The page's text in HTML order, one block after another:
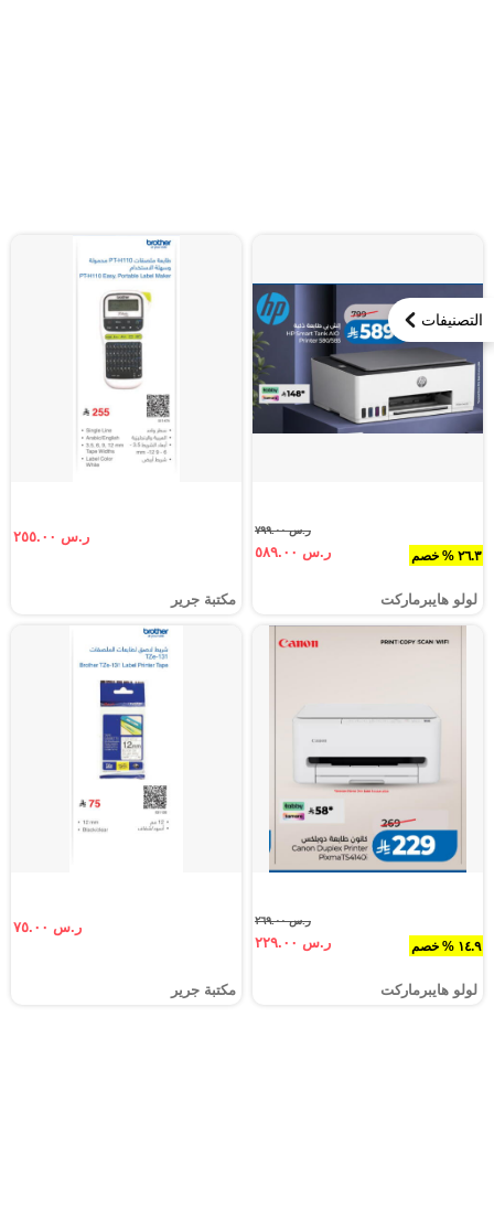
التصنيفات
٢٦.٣ % خصم
ر.س ٧٩٩.٠٠
ر.س ٥٨٩.٠٠
لولو هايبرماركت
ر.س ٢٥٥.٠٠
مكتبة جرير
١٤.٩ % خصم
ر.س ٢٦٩.٠٠
ر.س ٢٢٩.٠٠
لولو هايبرماركت
ر.س ٧٥.٠٠
مكتبة جرير